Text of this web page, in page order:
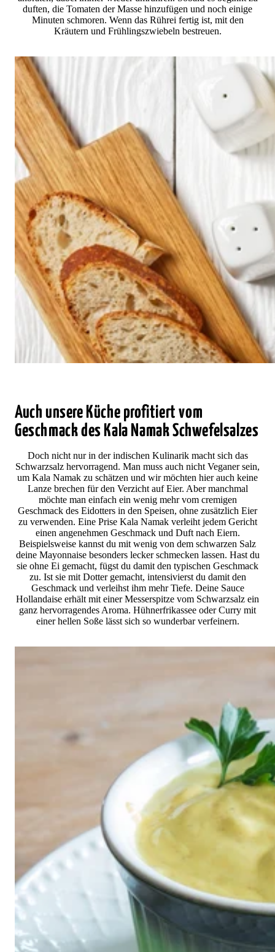
duften, die Tomaten der Masse hinzufügen und noch einige
Minuten schmoren. Wenn das Rührei fertig ist, mit den
Kräutern und Frühlingszwiebeln bestreuen.
Auch unsere Küche profitiert vom
Geschmack des Kala Namak Schwefelsalzes
Doch nicht nur in der indischen Kulinarik macht sich das
Schwarzsalz hervorragend. Man muss auch nicht Veganer sein,
um Kala Namak zu schätzen und wir möchten hier auch keine
Lanze brechen für den Verzicht auf Eier. Aber manchmal
möchte man einfach ein wenig mehr vom cremigen
Geschmack des Eidotters in den Speisen, ohne zusätzlich Eier
zu verwenden. Eine Prise Kala Namak verleiht jedem Gericht
einen angenehmen Geschmack und Duft nach Eiern.
Beispielsweise kannst du mit wenig von dem schwarzen Salz
deine Mayonnaise besonders lecker schmecken lassen. Hast du
sie ohne Ei gemacht, fügst du damit den typischen Geschmack
zu. Ist sie mit Dotter gemacht, intensivierst du damit den
Geschmack und verleihst ihm mehr Tiefe. Deine Sauce
Hollandaise erhält mit einer Messerspitze vom Schwarzsalz ein
ganz hervorragendes Aroma. Hühnerfrikassee oder Curry mit
einer hellen Soße lässt sich so wunderbar verfeinern.